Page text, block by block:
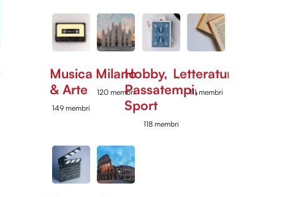
Musica
& Arte
149 membri
Milano
120 membri
Hobby,
Passatempi,
Sport
118 membri
Letteratura
111 membri